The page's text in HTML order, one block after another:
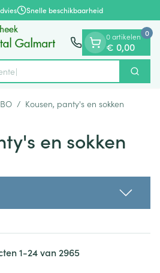
Snelle beschikbaarheid
Zoek
0 artikelen
€ 0,00
0
/ Kousen, panty's en sokken
en sokken
1-24van2965